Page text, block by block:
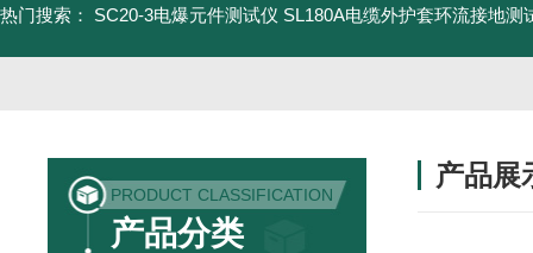
热门搜索： SC20-3电爆元件测试仪 SL180A电缆外护套环流接地测
PRODUCT CLASSIFICATION
产品分类
产品展